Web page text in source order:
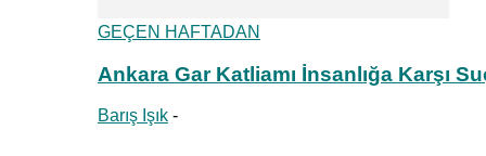
GEÇEN HAFTADAN
Ankara Gar Katliamı İnsanlığa Karşı
Barış Işık -